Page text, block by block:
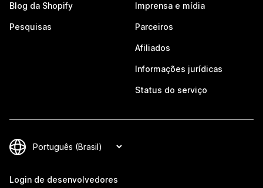
Blog da Shopify
Pesquisas
Imprensa e mídia
Parceiros
Afiliados
Informações jurídicas
Status do serviço
Login de desenvolvedores